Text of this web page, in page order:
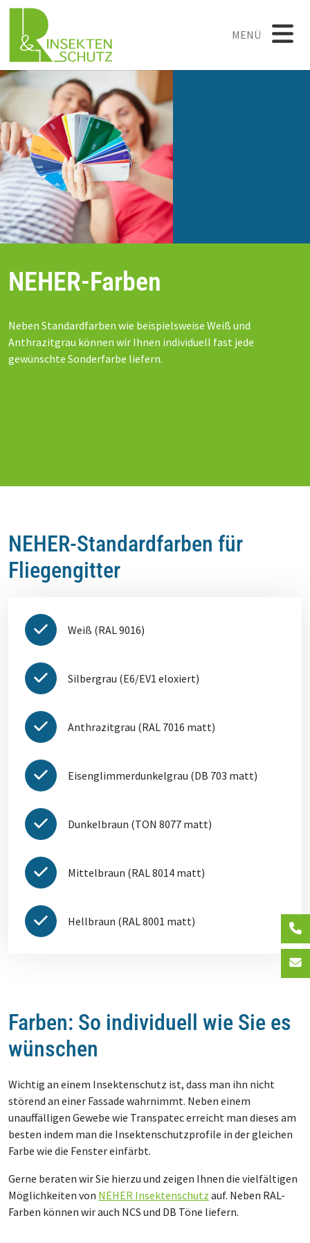
MENÜ
NEHER-Farben
Neben Standardfarben wie beispielsweise Weiß und
Anthrazitgrau können wir Ihnen individuell fast jede
gewünschte Sonderfarbe liefern.
NEHER-Standardfarben für
Fliegengitter
Weiß (RAL 9016)
Silbergrau (E6/EV1 eloxiert)
Anthrazitgrau (RAL 7016 matt)
Eisenglimmerdunkelgrau (DB 703 matt)
Dunkelbraun (TON 8077 matt)
Mittelbraun (RAL 8014 matt)
Hellbraun (RAL 8001 matt)
Farben: So individuell wie Sie es
wünschen
Wichtig an einem Insektenschutz ist, dass man ihn nicht
störend an einer Fassade wahrnimmt. Neben einem
unauffälligen Gewebe wie Transpatec erreicht man dieses am
besten indem man die Insektenschutzprofile in der gleichen
Farbe wie die Fenster einfärbt.
Gerne beraten wir Sie hierzu und zeigen Ihnen die vielfältigen
Möglichkeiten von NEHER Insektenschutz auf. Neben RAL-
Farben können wir auch NCS und DB Töne liefern.